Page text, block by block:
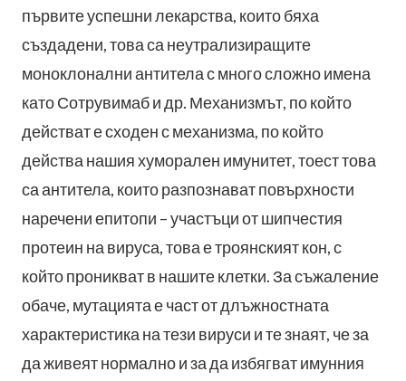
първите успешни лекарства, които бяха
създадени, това са неутрализиращите
моноклонални антитела с много сложно имена
като Сотрувимаб и др. Механизмът, по който
действат е сходен с механизма, по който
действа нашия хуморален имунитет, тоест това
са антитела, които разпознават повърхности
наречени епитопи – участъци от шипчестия
протеин на вируса, това е троянският кон, с
който проникват в нашите клетки. За съжаление
обаче, мутацията е част от длъжностната
характеристика на тези вируси и те знаят, че за
да живеят нормално и за да избягват имунния